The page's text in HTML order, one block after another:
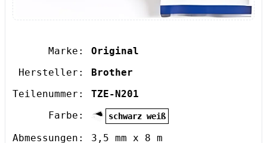
Marke:
Original
Hersteller:
Brother
Teilenummer:
TZE-N201
Farbe:
schwarz weiß
Abmessungen: 3,5 mm x 8 m